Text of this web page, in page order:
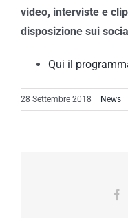
video, interviste e
disposizione sui
Qui il
28 Settembre 2018 | News